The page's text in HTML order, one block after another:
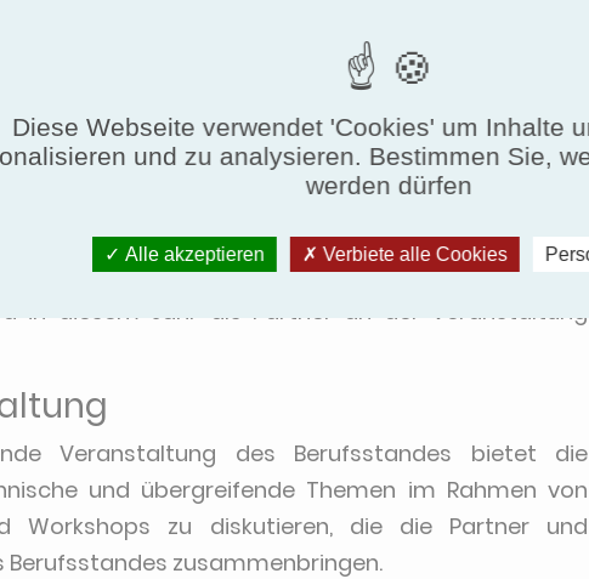
Endzeit: 26.04.2024, 17:00
ist eine Konferenz der Gewerkschaft des HLK-,
Certification
in diesem Jahr als Partner an der Veranstaltung
Veranstaltung des Berufsstandes bietet die
und übergreifende Themen im Rahmen von
Workshops zu diskutieren, die die Partner und
zusammenbringen.
Diese Webseite verwendet 'Cookies' um Inhalte
und zu analysieren. Bestimmen Sie,
werden dürfen
Alle akzeptieren Verbiete alle Cookies